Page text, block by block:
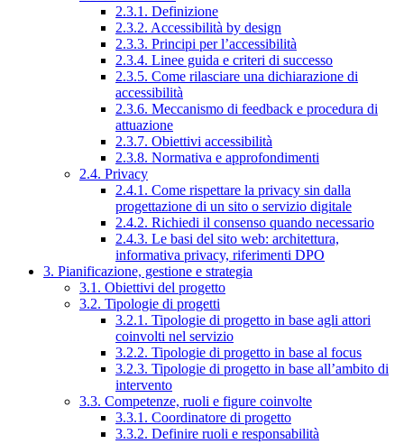
2.3.1. Definizione
2.3.2. Accessibilità by design
2.3.3. Principi per l’accessibilità
2.3.4. Linee guida e criteri di successo
2.3.5. Come rilasciare una dichiarazione di
accessibilità
2.3.6. Meccanismo di feedback e procedura di
attuazione
2.3.7. Obiettivi accessibilità
2.3.8. Normativa e approfondimenti
2.4. Privacy
2.4.1. Come rispettare la privacy sin dalla
progettazione di un sito o servizio digitale
2.4.2. Richiedi il consenso quando necessario
2.4.3. Le basi del sito web: architettura,
informativa privacy, riferimenti DPO
3. Pianificazione, gestione e strategia
3.1. Obiettivi del progetto
3.2. Tipologie di progetti
3.2.1. Tipologie di progetto in base agli attori
coinvolti nel servizio
3.2.2. Tipologie di progetto in base al focus
3.2.3. Tipologie di progetto in base all’ambito di
intervento
3.3. Competenze, ruoli e figure coinvolte
3.3.1. Coordinatore di progetto
3.3.2. Definire ruoli e responsabilità